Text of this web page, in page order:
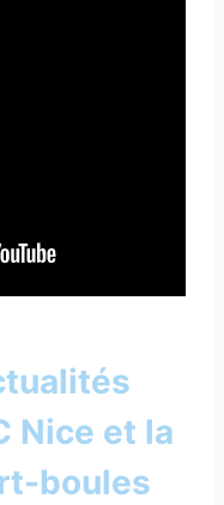
Nice et la
boules